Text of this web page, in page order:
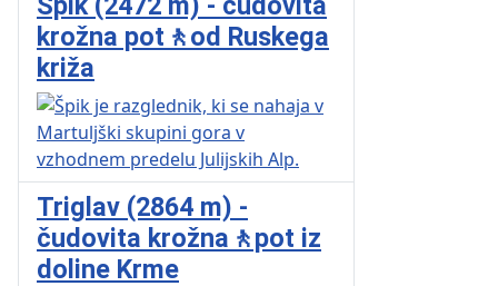
krožna pot🚶od Ruskega
križa
Triglav (2864 m) -
čudovita krožna🚶pot iz
doline Krme